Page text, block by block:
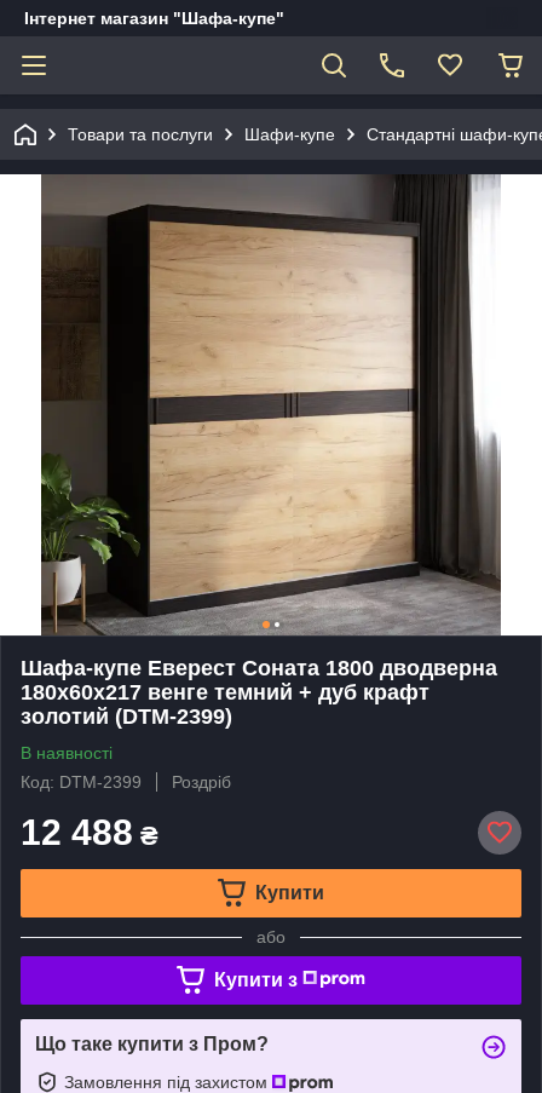
Інтернет магазин "Шафа-купе"
Товари та послуги Шафи-купе Стандартні шафи-
Шафа-купе Еверест Соната 1800 дводверна
180х60х217 венге темний + дуб крафт
золотий (DTM-2399)
В наявності
Код: DTM-2399
Роздріб
12 488 ₴
Купити
або
Купити з
Що таке купити з Пром?
Замовлення під захистом